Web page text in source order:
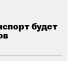
будет